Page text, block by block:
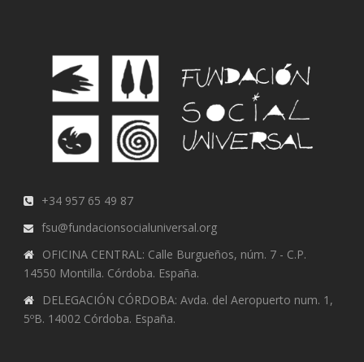
+34 957 65 49 87
fsu@fundacionsocialuniversal.org
OFICINA CENTRAL: Calle Burgueños, núm. 7 - C.P.
14550 Montilla. Córdoba. España.
DELEGACIÓN CÓRDOBA: Avda. del Aeropuerto num. 1,
5ºB. 14002 Córdoba. España.